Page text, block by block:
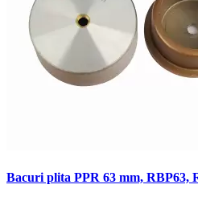
Bacuri plita PPR 63 mm, RBP63,